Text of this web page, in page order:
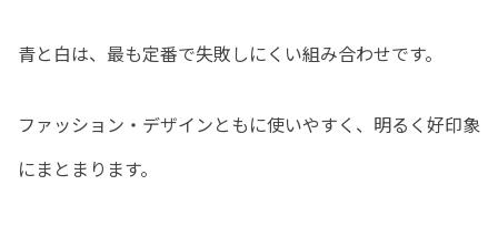
青と白は、最も定番で失敗しにくい組み合わせです。
ファッション・デザインともに使いやすく、明るく好印象
にまとまります。